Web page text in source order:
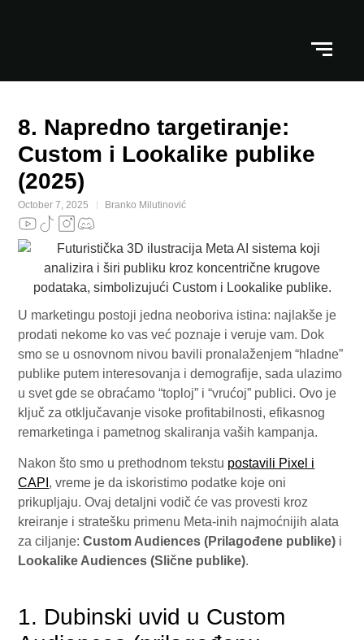
8. Napredno targetiranje:
Custom i Lookalike publike
(2025)
October 7, 2025 Branko Milutinović
U marketingu postoji jedna neoboriva istina: najlakše je
prodati nekome ko vas već poznaje i veruje vam. Dok
smo se u osnovnom nivou bavili pronalaženjem “hladne”
publike putem interesovanja i demografije, sada ulazimo
u svet gde se obraćamo “toploj” i “vrućoj” publici. Ovo je
ključ za otključavanje visoke profitabilnosti, efikasnog
remarketinga i pametnog skaliranja vaših kampanja.
Nakon što smo u prethodnom tekstu postavili Pixel i
CAPI , vreme je da iskoristimo podatke koje oni
prikupljaju. Ovaj detaljni vodič će vas provesti kroz
kreiranje i stratešku primenu Meta-inih najmoćnijih alata
za ciljanje:Custom Audiences (Prilagođene publike) i
Lookalike Audiences (Slične publike).
1. Dubinski uvid u Custom